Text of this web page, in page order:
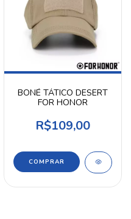
BONÉ TÁTICO DESERT
FOR HONOR
R$109,00